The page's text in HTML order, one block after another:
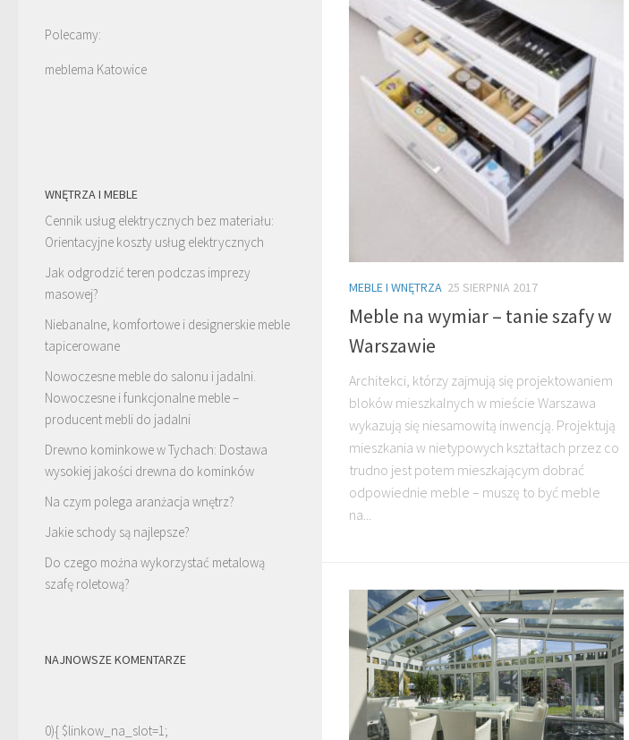
MEBLE I WNĘTRZA 25 SIERPNIA 2017
Meble na wymiar – tanie szafy w
Warszawie
Architekci, którzy zajmują się projektowaniem
bloków mieszkalnych w mieście Warszawa
wykazują się niesamowitą inwencją. Projektują
mieszkania w nietypowych kształtach przez co
trudno jest potem mieszkającym dobrać
odpowiednie meble – muszę to być meble
na...
Polecamy:
meblema Katowice
WNĘTRZA I MEBLE
Cennik usług elektrycznych bez materiału:
Orientacyjne koszty usług elektrycznych
Jak odgrodzić teren podczas imprezy
masowej?
Niebanalne, komfortowe i designerskie meble
tapicerowane
Nowoczesne meble do salonu i jadalni.
Nowoczesne i funkcjonalne meble –
producent mebli do jadalni
Drewno kominkowe w Tychach: Dostawa
wysokiej jakości drewna do kominków
Na czym polega aranżacja wnętrz?
Jakie schody są najlepsze?
Do czego można wykorzystać metalową
szafę roletową?
NAJNOWSZE KOMENTARZE
0){ $linkow_na_slot=1;